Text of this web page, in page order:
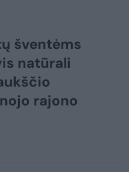
šventėms
natūrali
rajono